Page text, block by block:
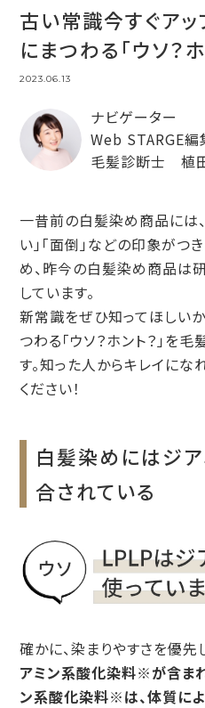
古い常識今すぐアッ
にまつわる「ウソ？
2023.06.13
ナビゲーター
Web STARGE編
毛髪診断士 植
一昔前の白髪染め商品には、
い」「面倒」などの印象がつ
め、昨今の白髪染め商品は
しています。
新常識をぜひ知ってほしい
つわる「ウソ？ホント？」を
す。知った人からキレイに
ください！
白髪染めにはジ
合されている
確かに、染まりやすさを優先
アミン系酸化染料※が含まれ
ン系酸化染料※は、体質に